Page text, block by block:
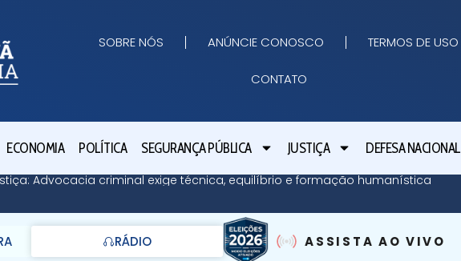
SOBRE NÓS ANÚNCIE CONOSCO TERMOS DE USO
CONTATO
ECONOMIA POLÍTICA SEGURANÇA PÚBLICA JUSTIÇA DEFESA NACIONAL
Advocacia criminal exige técnica, equilíbrio e formação humanística
RÁDIO ASSISTA AO VIVO